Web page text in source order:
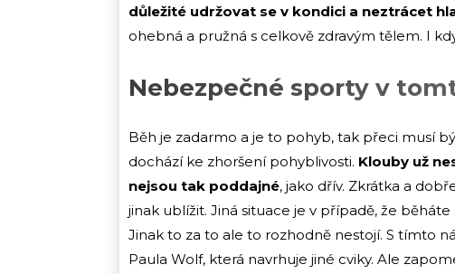
důležité udržovat se v kondici a neztrácet
ohebná a pružná s celkově zdravým tělem. I
Nebezpečné sporty v
Běh je zadarmo a je to pohyb, tak přeci musí
dochází ke zhoršení pohyblivosti. Klouby už
nejsou tak poddajné, jako dřív. Zkrátka a
jinak ublížit. Jiná situace je v případě, že
Jinak to za to ale to rozhodně nestojí. S tímto
Paula Wolf, která navrhuje jiné cviky. Ale